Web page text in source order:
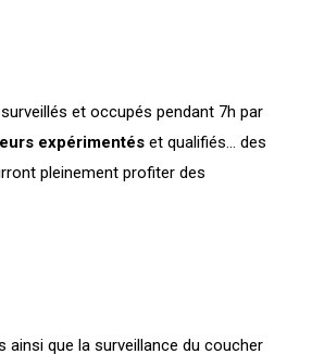
et occupés pendant 7h par
expérimentés et qualifiés… des
pleinement profiter des
ainsi que la surveillance du coucher